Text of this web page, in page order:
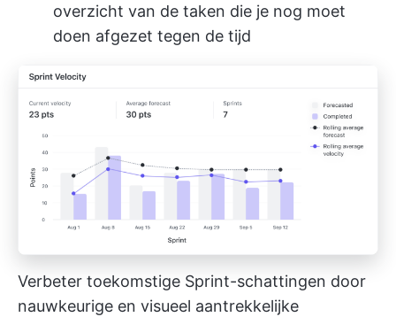
overzicht van de taken die je nog moet
doen afgezet tegen de tijd
Verbeter toekomstige Sprint-schattingen door
nauwkeurige en visueel aantrekkelijke